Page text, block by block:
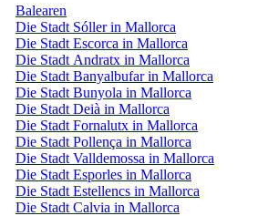
Balearen
Die Stadt Sóller in Mallorca
Die Stadt Escorca in Mallorca
Die Stadt Andratx in Mallorca
Die Stadt Banyalbufar in Mallorca
Die Stadt Bunyola in Mallorca
Die Stadt Deià in Mallorca
Die Stadt Fornalutx in Mallorca
Die Stadt Pollença in Mallorca
Die Stadt Valldemossa in Mallorca
Die Stadt Esporles in Mallorca
Die Stadt Estellencs in Mallorca
Die Stadt Calvia in Mallorca